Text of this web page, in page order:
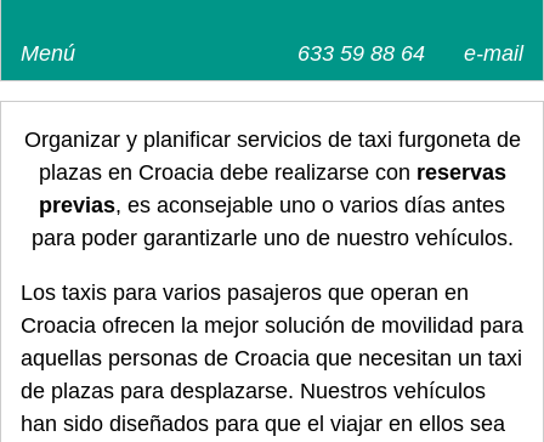
e-mail
633 59 88 64
Menú
Organizar y planificar servicios de taxi furgoneta de
plazas en Croacia debe realizarse con reservas
previas, es aconsejable uno o varios días antes
para poder garantizarle uno de nuestro vehículos.
Los taxis para varios pasajeros que operan en
Croacia ofrecen la mejor solución de movilidad para
aquellas personas de Croacia que necesitan un taxi
de plazas para desplazarse. Nuestros vehículos
han sido diseñados para que el viajar en ellos sea